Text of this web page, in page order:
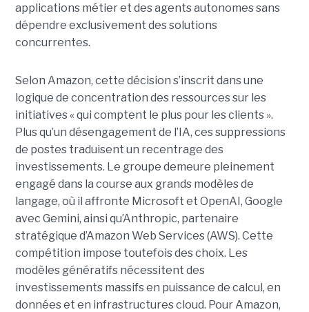
applications métier et des agents autonomes sans
dépendre exclusivement des solutions
concurrentes.
Selon Amazon, cette décision s’inscrit dans une
logique de concentration des ressources sur les
initiatives « qui comptent le plus pour les clients ».
Plus qu’un désengagement de l’IA, ces suppressions
de postes traduisent un recentrage des
investissements. Le groupe demeure pleinement
engagé dans la course aux grands modèles de
langage, où il affronte Microsoft et OpenAI, Google
avec Gemini, ainsi qu’Anthropic, partenaire
stratégique d’Amazon Web Services (AWS). Cette
compétition impose toutefois des choix. Les
modèles génératifs nécessitent des
investissements massifs en puissance de calcul, en
données et en infrastructures cloud. Pour Amazon,